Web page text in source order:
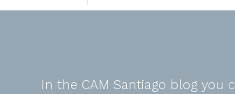
In the CAM Santiago blog